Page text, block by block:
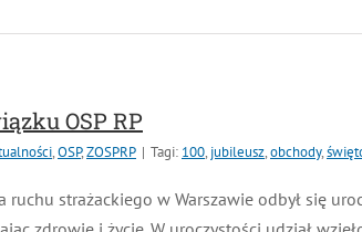
OSP RP
,OSP,ZOSPRP | Tagi:100,jubileusz,obchody,święto
strażackiego w Warszawie odbył się